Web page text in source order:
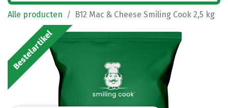
Alle producten B12 Mac & Cheese Smiling Cook 2,5 kg
Bestelartikel